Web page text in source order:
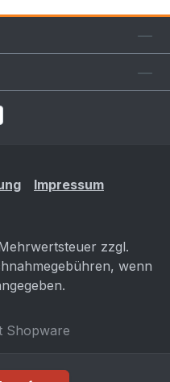
Impressum
zzgl.
wenn
Shopware